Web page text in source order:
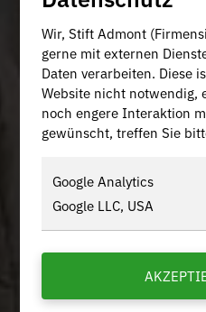
Wir, Stift Admont
gerne mit externen
Daten verarbeiten. Diese
Website nicht notwendig,
noch engere Interaktion
gewünscht, treffen Sie
Google Analytics
Google LLC, USA